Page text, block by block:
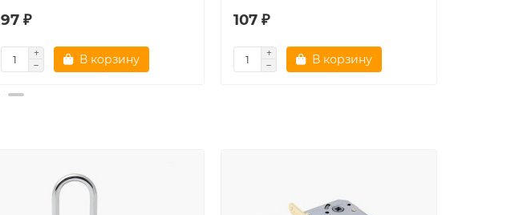
97 ₽
В корзину
107 ₽
В корзину